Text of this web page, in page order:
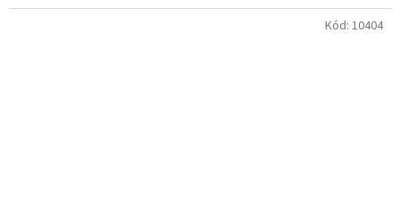
Kód: 10404